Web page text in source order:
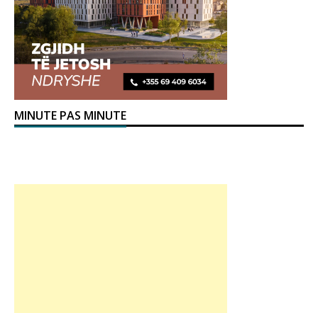
MINUTE PAS MINUTE